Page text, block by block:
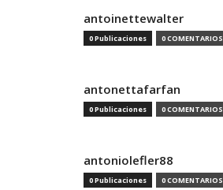
antoinettewalter
0 Publicaciones 0 COMENTARIOS
antonettafarfan
0 Publicaciones 0 COMENTARIOS
antoniolefler88
0 Publicaciones 0 COMENTARIOS